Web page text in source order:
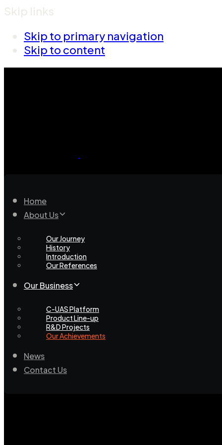
Skip links
Skip to primary navigation
Skip to content
Home
About Us
Our Journey
History
Introduction
Our References
Our Business
C-UAS Platform
Product Line-up
R&D Projects
Our Achievements
News
Contact Us